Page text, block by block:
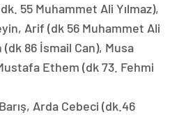
55 Muhammet Ali Yılmaz),
Arif (dk 56 Muhammet Ali
86 İsmail Can), Musa
Ethem (dk 73. Fehmi
Arda Cebeci (dk.46